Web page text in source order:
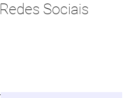
Redes Sociais